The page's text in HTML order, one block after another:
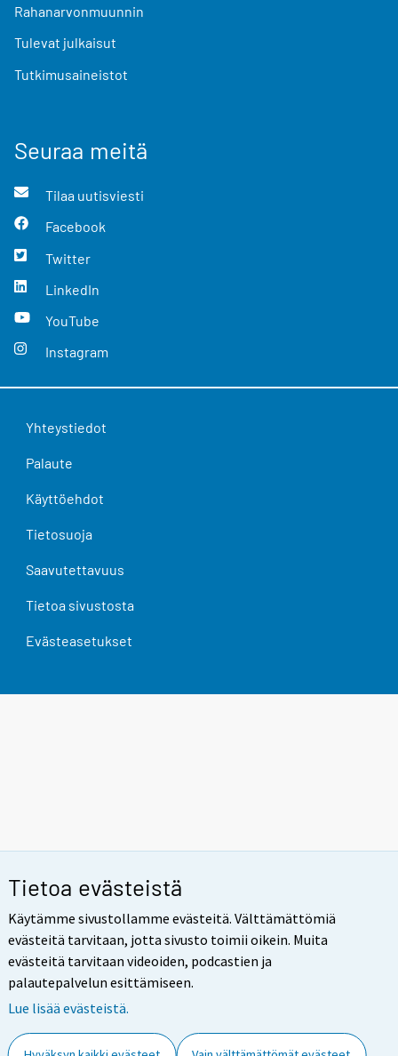
Tietoa evästeistä
Käytämme sivustollamme evästeitä. Välttämättömiä
evästeitä tarvitaan, jotta sivusto toimii oikein. Muita
evästeitä tarvitaan videoiden, podcastien ja
palautepalvelun esittämiseen.
Lue lisää evästeistä.
Rahanarvonmuunnin
Tulevat julkaisut
Tutkimusaineistot
Seuraa meitä
Tilaa uutisviesti
Facebook
Twitter
LinkedIn
YouTube
Instagram
Yhteystiedot
Palaute
Käyttöehdot
Tietosuoja
Saavutettavuus
Tietoa sivustosta
Evästeasetukset